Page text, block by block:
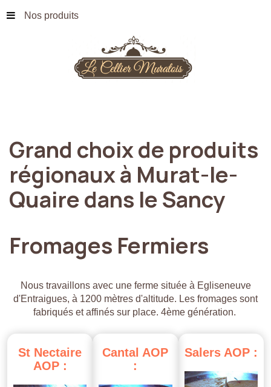
Nos produits
Grand choixde produits
régionauxà Murat-le-
Quairedans leSancy
Fromages Fermiers
Nous travaillons avec une ferme située à Egliseneuve
d'Entraigues, à 1200 mètres d'altitude. Les fromages sont
fabriqués et affinés sur place. 4ème génération.
St Nectaire
AOP :
Cantal AOP
:
Salers AOP :